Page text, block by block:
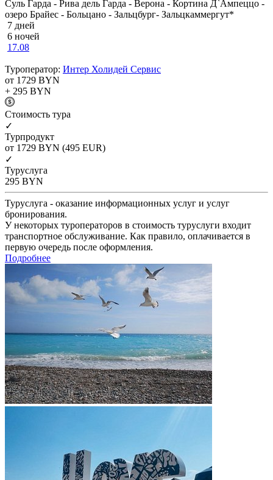
Суль Гарда - Рива дель Гарда - Верона - Кортина Д`Ампеццо -
озеро Брайес - Больцано - Зальцбург- Зальцкаммергут*
7 дней
6 ночей
17.08
Туроператор: Интер Холидей Сервис
от 1729 BYN
+ 295 BYN
Cтоимость тура
✓
Турпродукт
от 1729 BYN (495 EUR)
✓
Туруслуга
295 BYN
Туруслуга - оказание информационных услуг и услуг
бронирования.
У некоторых туроператоров в стоимость туруслуги входит
транспортное обслуживание. Как правило, оплачивается в
первую очередь после оформления.
Подробнее